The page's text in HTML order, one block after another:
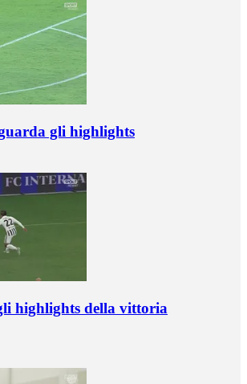
gli highlights
highlights della vittoria